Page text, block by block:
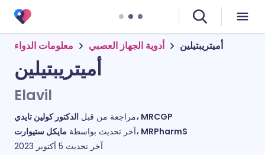
معلومات الدواء أدوية الجهاز العصبي أميتريبتيلين
أميتريبتيلين
Elavil
مراجعة من قبلالدكتور كولين تايدي، MRCGP
آخر تحديث بواسطةمايكل ستيوارت، MRPharmS
آخر تحديث 5 أكتوبر 2023